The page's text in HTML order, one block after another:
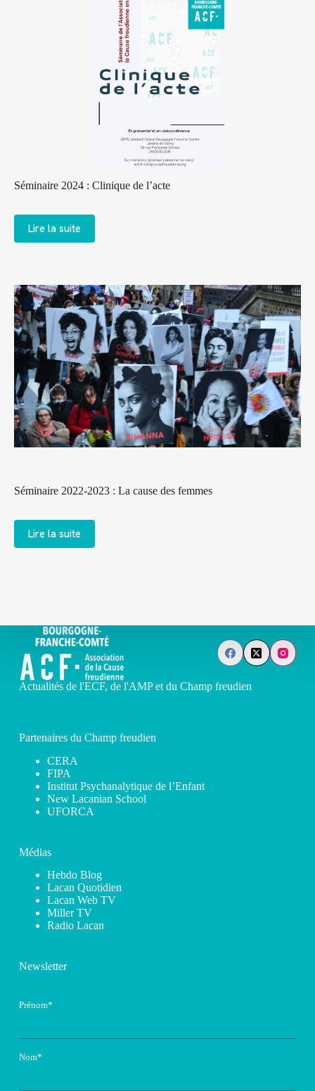
Séminaire 2024 : Clinique de l’acte
Lire la suite
Séminaire 2022-2023 : La cause des femmes
Lire la suite
Actualités de l'ECF, de l'AMP et du Champ freudien
Partenaires du Champ freudien
CERA
FIPA
Institut Psychanalytique de l’Enfant
New Lacanian School
UFORCA
Médias
Hebdo Blog
Lacan Quotidien
Lacan Web TV
Miller TV
Radio Lacan
Newsletter
Prénom*
Nom*